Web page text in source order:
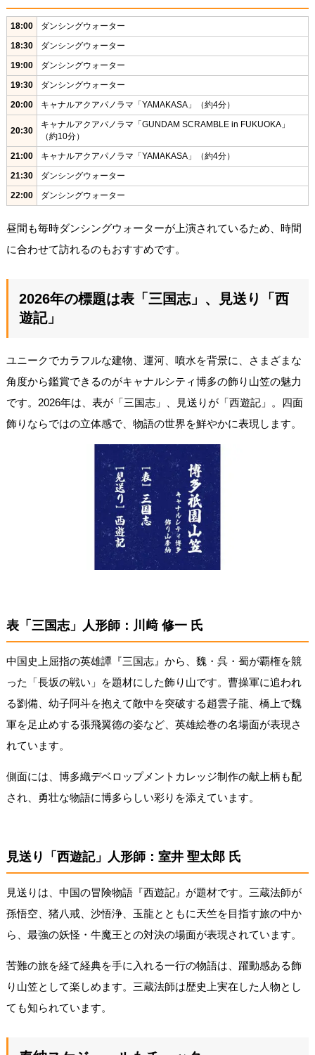
18:00
ダンシングウォーター
18:30
ダンシングウォーター
19:00
ダンシングウォーター
19:30
ダンシングウォーター
20:00
キャナルアクアパノラマ「YAMAKASA」（約4分）
20:30
キャナルアクアパノラマ「GUNDAM SCRAMBLE in FUKUOKA」
（約10分）
21:00
キャナルアクアパノラマ「YAMAKASA」（約4分）
21:30
ダンシングウォーター
22:00
ダンシングウォーター
昼間も毎時ダンシングウォーターが上演されているため、時間
に合わせて訪れるのもおすすめです。
2026年の標題は表「三国志」、見送り「西
遊記」
ユニークでカラフルな建物、運河、噴水を背景に、さまざまな
角度から鑑賞できるのがキャナルシティ博多の飾り山笠の魅力
です。2026年は、表が「三国志」、見送りが「西遊記」。四面
飾りならではの立体感で、物語の世界を鮮やかに表現します。
表「三国志」人形師：川﨑 修一 氏
中国史上屈指の英雄譚『三国志』から、魏・呉・蜀が覇権を競
った「長坂の戦い」を題材にした飾り山です。曹操軍に追われ
る劉備、幼子阿斗を抱えて敵中を突破する趙雲子龍、橋上で魏
軍を足止めする張飛翼徳の姿など、英雄絵巻の名場面が表現さ
れています。
側面には、博多織デベロップメントカレッジ制作の献上柄も配
され、勇壮な物語に博多らしい彩りを添えています。
見送り「西遊記」人形師：室井 聖太郎 氏
見送りは、中国の冒険物語『西遊記』が題材です。三蔵法師が
孫悟空、猪八戒、沙悟浄、玉龍とともに天竺を目指す旅の中か
ら、最強の妖怪・牛魔王との対決の場面が表現されています。
苦難の旅を経て経典を手に入れる一行の物語は、躍動感ある飾
り山笠として楽しめます。三蔵法師は歴史上実在した人物とし
ても知られています。